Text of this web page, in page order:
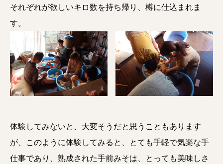
それぞれが欲しいキロ数を持ち帰り、樽に仕込まれま
す。
体験してみないと、大変そうだと思うこともあります
が、このように体験してみると、とても手軽で気楽な手
仕事であり、熟成された手前みそは、とっても美味しさ